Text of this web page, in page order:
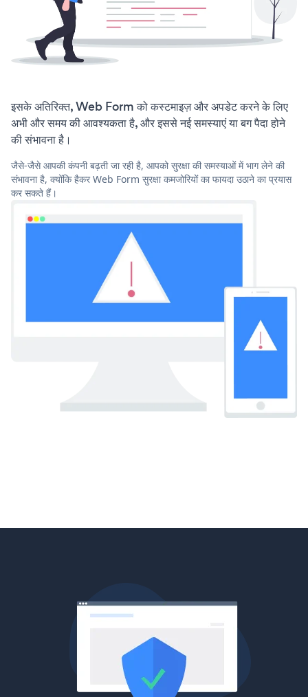
इसके अतिरिक्त, Web Form को कस्टमाइज़ और अपडेट करने के लिए
अभी और समय की आवश्यकता है, और इससे नई समस्याएं या बग पैदा होने
की संभावना है।
जैसे-जैसे आपकी कंपनी बढ़ती जा रही है, आपको सुरक्षा की समस्याओं में भाग लेने की
संभावना है, क्योंकि हैकर Web Form सुरक्षा कमजोरियों का फायदा उठाने का प्रयास
कर सकते हैं।